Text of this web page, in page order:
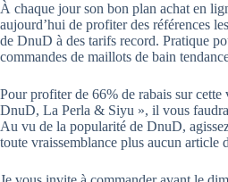
À chaque jour son bon plan achat en
aujourd’hui de profiter des références
de DnuD à des tarifs record. Pratique
commandes de maillots de bain
Pour profiter de 66% de rabais sur
DnuD, La Perla & Siyu », il vous
Au vu de la popularité de DnuD,
toute vraissemblance plus aucun article